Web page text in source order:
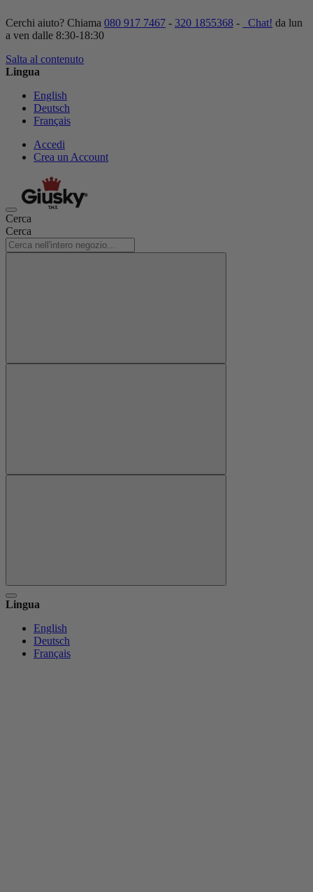
Cerchi aiuto? Chiama 080 917 7467 - 320 1855368 - Chat! da lun
a ven dalle 8:30-18:30
Salta al contenuto
Lingua
English
Deutsch
Français
Accedi
Crea un Account
Cerca
Cerca
Lingua
English
Deutsch
Français